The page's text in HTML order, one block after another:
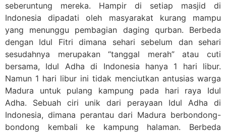
seberuntung mereka. Hampir di setiap masjid di
Indonesia dipadati oleh masyarakat kurang mampu
yang menunggu pembagian daging qurban. Berbeda
dengan Idul Fitri dimana sehari sebelum dan sehari
sesudahnya merupakan “tanggal merah” atau cuti
bersama, Idul Adha di Indonesia hanya 1 hari libur.
Namun 1 hari libur ini tidak menciutkan antusias warga
Madura untuk pulang kampung pada hari raya Idul
Adha. Sebuah ciri unik dari perayaan Idul Adha di
Indonesia, dimana perantau dari Madura berbondong-
bondong kembali ke kampung halaman. Berbeda